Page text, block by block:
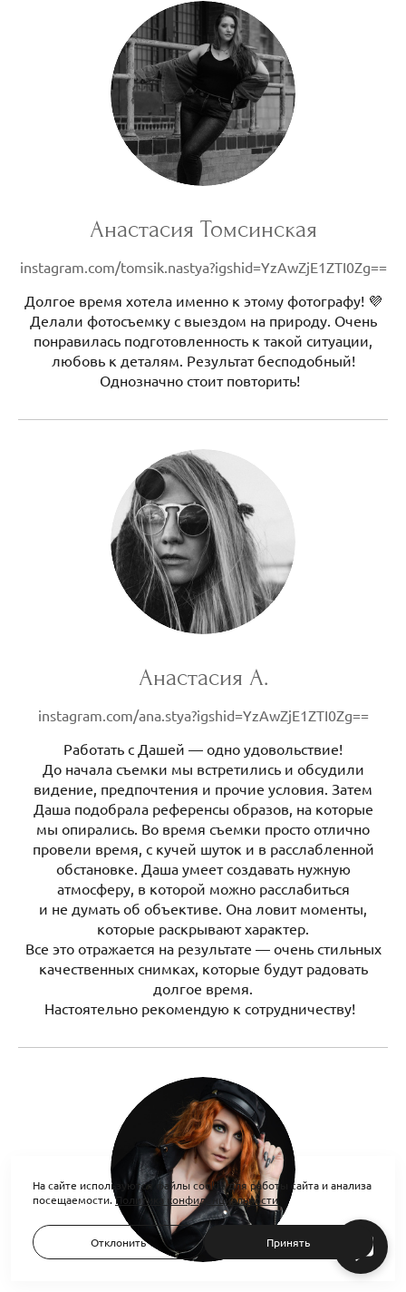
Анастасия Томсинская
instagram.com/tomsik.nastya?igshid=YzAwZjE1ZTI0Zg==
Долгое время хотела именно к этому фотографу! 💜
Делали фотосъемку с выездом на природу. Очень
понравилась подготовленность к такой ситуации,
любовь к деталям. Результат бесподобный!
Однозначно стоит повторить!
Анастасия А.
instagram.com/ana.stya?igshid=YzAwZjE1ZTI0Zg==
Работать с Дашей — одно удовольствие!
До начала съемки мы встретились и обсудили
видение, предпочтения и прочие условия. Затем
Даша подобрала референсы образов, на которые
мы опирались. Во время съемки просто отлично
провели время, с кучей шуток и в расслабленной
обстановке. Даша умеет создавать нужную
атмосферу, в которой можно расслабиться
и не думать об объективе. Она ловит моменты,
которые раскрывают характер.
Все это отражается на результате — очень стильных
качественных снимках, которые будут радовать
долгое время.
Настоятельно рекомендую к сотрудничеству!
На сайте используются файлы cookie для работы сайта и анализа
посещаемости.Политика конфиденциальности
Отклонить Принять